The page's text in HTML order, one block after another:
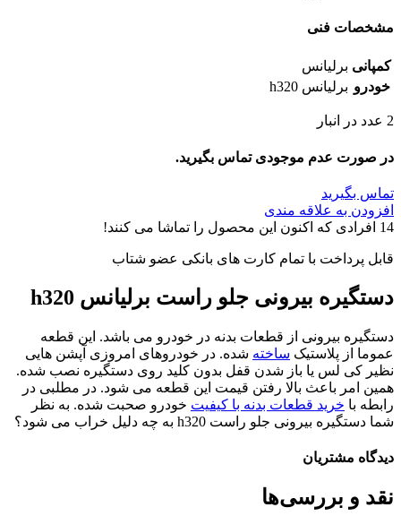
مشخصات فنی
کمپانی برلیانس
خودرو برلیانس h320
2 عدد در انبار
در صورت عدم موجودی تماس بگیرید.
تماس بگیرید
افزودن به علاقه مندی
14 افرادی که اکنون این محصول را تماشا می کنند!
قابل پرداخت با تمام کارت های بانکی عضو شتاب
دستگیره بیرونی جلو راست برلیانس h320
دستگیره بیرونی از قطعات بدنه در خودرو می باشد. این قطعه
عموما از پلاستیک ساخته شده. در خودروهای امروزی آپشن هایی
نظیر کی لس یا باز شدن قفل بدون کلید روی دستگیره نصب شده.
همین امر باعث بالا رفتن قیمت این قطعه می شود. در مطلبی در
رابطه با خرید قطعات بدنه با کیفیت خودرو صحبت شده. به نظر
شما دستگیره بیرونی جلو راست h320 به چه دلیل خراب می شود؟
دیدگاه مشتریان
نقد و بررسی‌ها